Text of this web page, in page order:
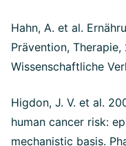
Hahn, A. et al.
Prävention,
Wissenschaftliche
Higdon, J. V. et al.
human cancer risk:
mechanistic basis.